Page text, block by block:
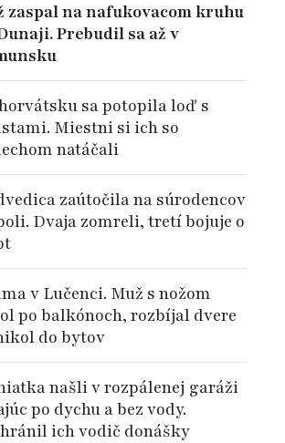
zaspal na nafukovacom kruhu
Prebudil sa až v
sa potopila loď s
Miestni si ich so
natáčali
zaútočila na súrodencov
Dvaja zomreli, tretí bojuje o
v Lučenci. Muž s nožom
po balkónoch, rozbíjal dvere
do bytov
našli v rozpálenej garáži
po dychu a bez vody.
ich vodič donášky